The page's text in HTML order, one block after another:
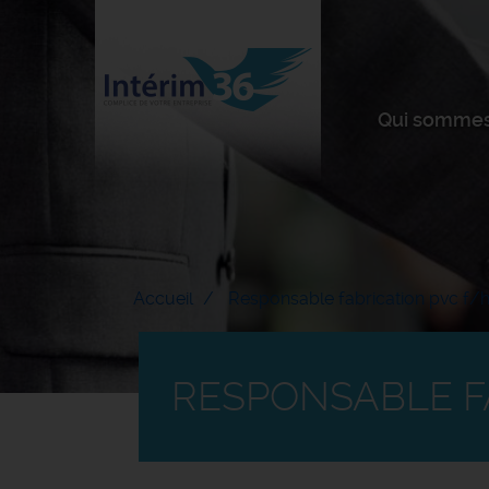
Qui
Accueil Responsable fabrication pvc f/h
RESPONSABLE